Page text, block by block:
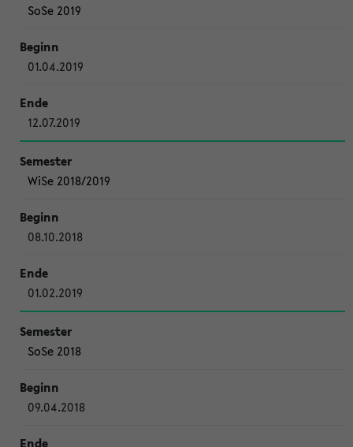
SoSe 2019
01.04.2019
12.07.2019
WiSe 2018/2019
08.10.2018
01.02.2019
SoSe 2018
09.04.2018